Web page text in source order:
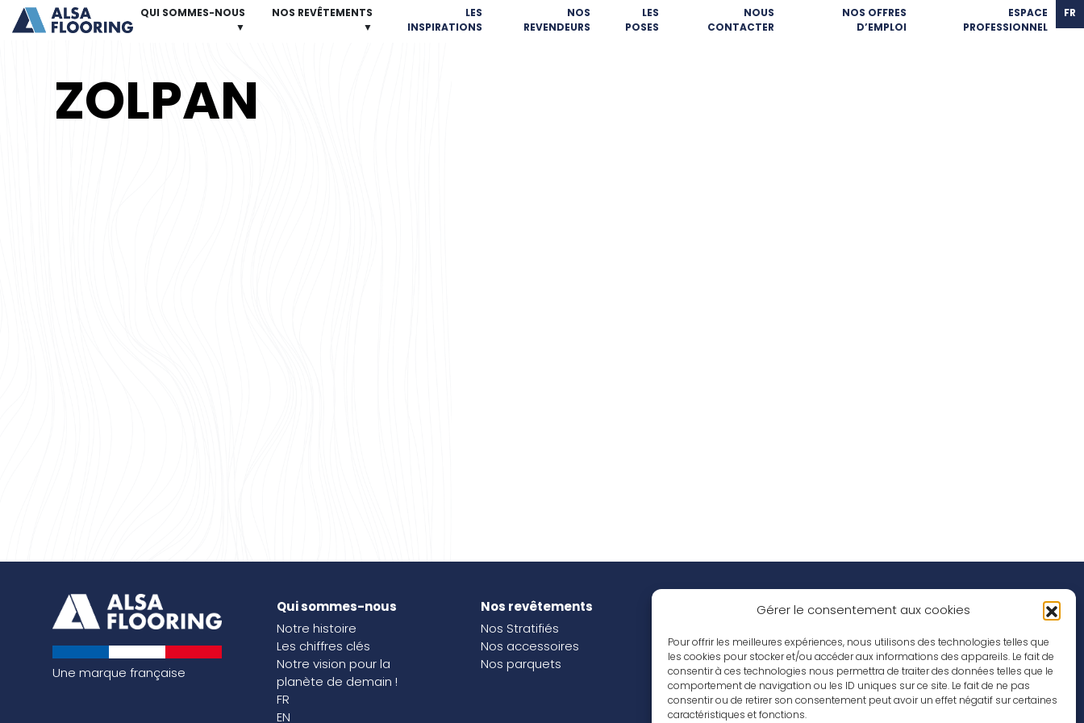
Gérer le consentement aux cookies
Pour offrir les meilleures expériences, nous utilisons des technologies telles que
les cookies pour stocker et/ou accéder aux informations des appareils. Le fait de
consentir à ces technologies nous permettra de traiter des données telles que le
comportement de navigation ou les ID uniques sur ce site. Le fait de ne pas
consentir ou de retirer son consentement peut avoir un effet négatif sur certaines
caractéristiques et fonctions.
QUI SOMMES-NOUS
▼
NOS REVÊTEMENTS
▼
LES
INSPIRATIONS
NOS
REVENDEURS
LES
POSES
NOUS
CONTACTER
NOS OFFRES
D’EMPLOI
ESPACE
PROFESSIONNEL
FR
ZOLPAN
Une marque française
Qui sommes-nous
Notre histoire
Les chiffres clés
Notre vision pour la
planète de demain !
FR
EN
Nos revêtements
Nos Stratifiés
Nos accessoires
Nos parquets
Nos inspirations